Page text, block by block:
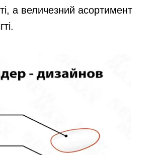
а величезний асортимент